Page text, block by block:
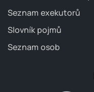
Seznam exekutorů
Slovník pojmů
Seznam osob